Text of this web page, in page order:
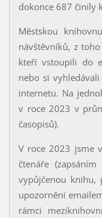
dokonce 687 činily
Městskou
návštěvníků, z
kteří vstoupili do
nebo si
internetu. Na
v roce 2023 v
časopisů).
V roce 2023 jsme
čtenáře
vypůjčenou knihu,
upozornění
rámci